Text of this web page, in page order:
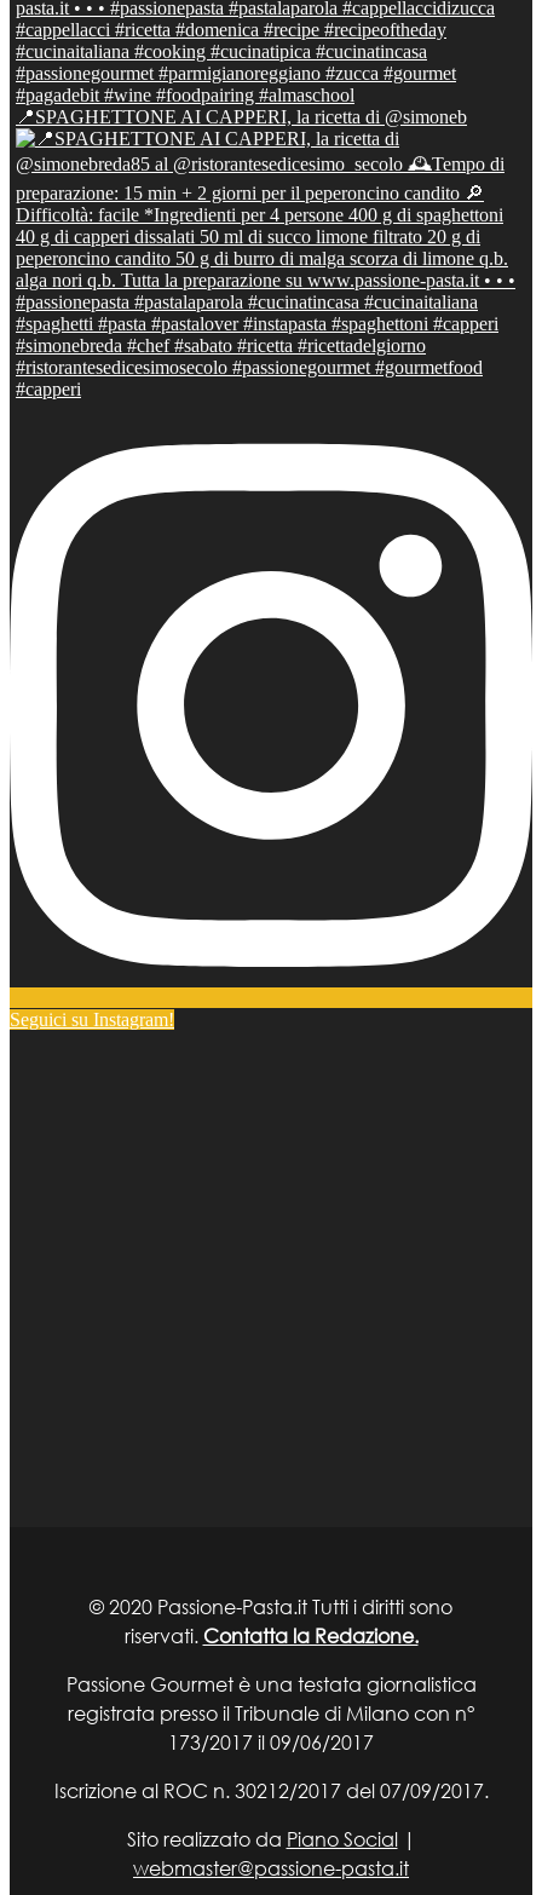
📍SPAGHETTONE AI CAPPERI, la ricetta di @simoneb
Seguici su Instagram!
© 2020 Passione-Pasta.it Tutti i diritti sono
riservati. Contatta la Redazione.
Passione Gourmet è una testata giornalistica
registrata presso il Tribunale di Milano con n°
173/2017 il 09/06/2017
Iscrizione al ROC n. 30212/2017 del 07/09/2017.
Sito realizzato da Piano Social|
webmaster@passione-pasta.it